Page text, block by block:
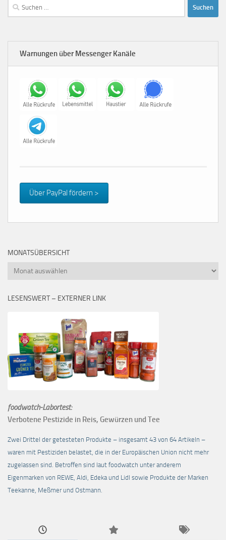
Suchen
nach:
Warnungen über Messenger Kanäle
Über PayPal fördern >
MONATSÜBERSICHT
Monatsübersicht
LESENSWERT – EXTERNER LINK
foodwatch-Labortest:
Verbotene Pestizide in Reis, Gewürzen und Tee
Zwei Drittel der getesteten Produkte – insgesamt 43 von 64 Artikeln –
waren mit Pestiziden belastet, die in der Europäischen Union nicht mehr
zugelassen sind. Betroffen sind laut foodwatch unter anderem
Eigenmarken von REWE, Aldi, Edeka und Lidl sowie Produkte der Marken
Teekanne, Meßmer und Ostmann.